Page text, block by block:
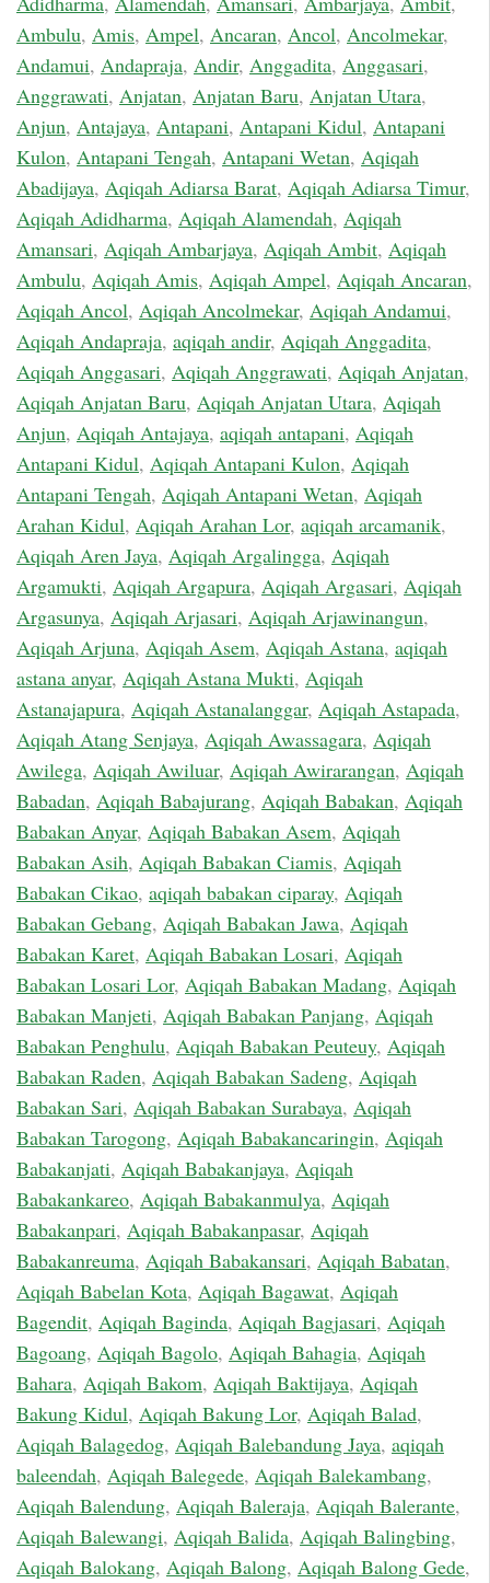
Ambulu, Amis, Ampel, Ancaran, Ancol, Ancolmekar,
Andamui, Andapraja, Andir, Anggadita, Anggasari,
Anggrawati, Anjatan, Anjatan Baru, Anjatan Utara,
Anjun, Antajaya, Antapani, Antapani Kidul, Antapani
Kulon, Antapani Tengah, Antapani Wetan, Aqiqah
Abadijaya, Aqiqah Adiarsa Barat, Aqiqah Adiarsa Timur,
Aqiqah Adidharma, Aqiqah Alamendah, Aqiqah
Amansari, Aqiqah Ambarjaya, Aqiqah Ambit, Aqiqah
Ambulu, Aqiqah Amis, Aqiqah Ampel, Aqiqah Ancaran,
Aqiqah Ancol, Aqiqah Ancolmekar, Aqiqah Andamui,
Aqiqah Andapraja, aqiqah andir, Aqiqah Anggadita,
Aqiqah Anggasari, Aqiqah Anggrawati, Aqiqah Anjatan,
Aqiqah Anjatan Baru, Aqiqah Anjatan Utara, Aqiqah
Anjun, Aqiqah Antajaya, aqiqah antapani, Aqiqah
Antapani Kidul, Aqiqah Antapani Kulon, Aqiqah
Antapani Tengah, Aqiqah Antapani Wetan, Aqiqah
Arahan Kidul, Aqiqah Arahan Lor, aqiqah arcamanik,
Aqiqah Aren Jaya, Aqiqah Argalingga, Aqiqah
Argamukti, Aqiqah Argapura, Aqiqah Argasari, Aqiqah
Argasunya, Aqiqah Arjasari, Aqiqah Arjawinangun,
Aqiqah Arjuna, Aqiqah Asem, Aqiqah Astana, aqiqah
astana anyar, Aqiqah Astana Mukti, Aqiqah
Astanajapura, Aqiqah Astanalanggar, Aqiqah Astapada,
Aqiqah Atang Senjaya, Aqiqah Awassagara, Aqiqah
Awilega, Aqiqah Awiluar, Aqiqah Awirarangan, Aqiqah
Babadan, Aqiqah Babajurang, Aqiqah Babakan, Aqiqah
Babakan Anyar, Aqiqah Babakan Asem, Aqiqah
Babakan Asih, Aqiqah Babakan Ciamis, Aqiqah
Babakan Cikao, aqiqah babakan ciparay, Aqiqah
Babakan Gebang, Aqiqah Babakan Jawa, Aqiqah
Babakan Karet, Aqiqah Babakan Losari, Aqiqah
Babakan Losari Lor, Aqiqah Babakan Madang, Aqiqah
Babakan Manjeti, Aqiqah Babakan Panjang, Aqiqah
Babakan Penghulu, Aqiqah Babakan Peuteuy, Aqiqah
Babakan Raden, Aqiqah Babakan Sadeng, Aqiqah
Babakan Sari, Aqiqah Babakan Surabaya, Aqiqah
Babakan Tarogong, Aqiqah Babakancaringin, Aqiqah
Babakanjati, Aqiqah Babakanjaya, Aqiqah
Babakankareo, Aqiqah Babakanmulya, Aqiqah
Babakanpari, Aqiqah Babakanpasar, Aqiqah
Babakanreuma, Aqiqah Babakansari, Aqiqah Babatan,
Aqiqah Babelan Kota, Aqiqah Bagawat, Aqiqah
Bagendit, Aqiqah Baginda, Aqiqah Bagjasari, Aqiqah
Bagoang, Aqiqah Bagolo, Aqiqah Bahagia, Aqiqah
Bahara, Aqiqah Bakom, Aqiqah Baktijaya, Aqiqah
Bakung Kidul, Aqiqah Bakung Lor, Aqiqah Balad,
Aqiqah Balagedog, Aqiqah Balebandung Jaya, aqiqah
baleendah, Aqiqah Balegede, Aqiqah Balekambang,
Aqiqah Balendung, Aqiqah Baleraja, Aqiqah Balerante,
Aqiqah Balewangi, Aqiqah Balida, Aqiqah Balingbing,
Aqiqah Balokang, Aqiqah Balong, Aqiqah Balong Gede,